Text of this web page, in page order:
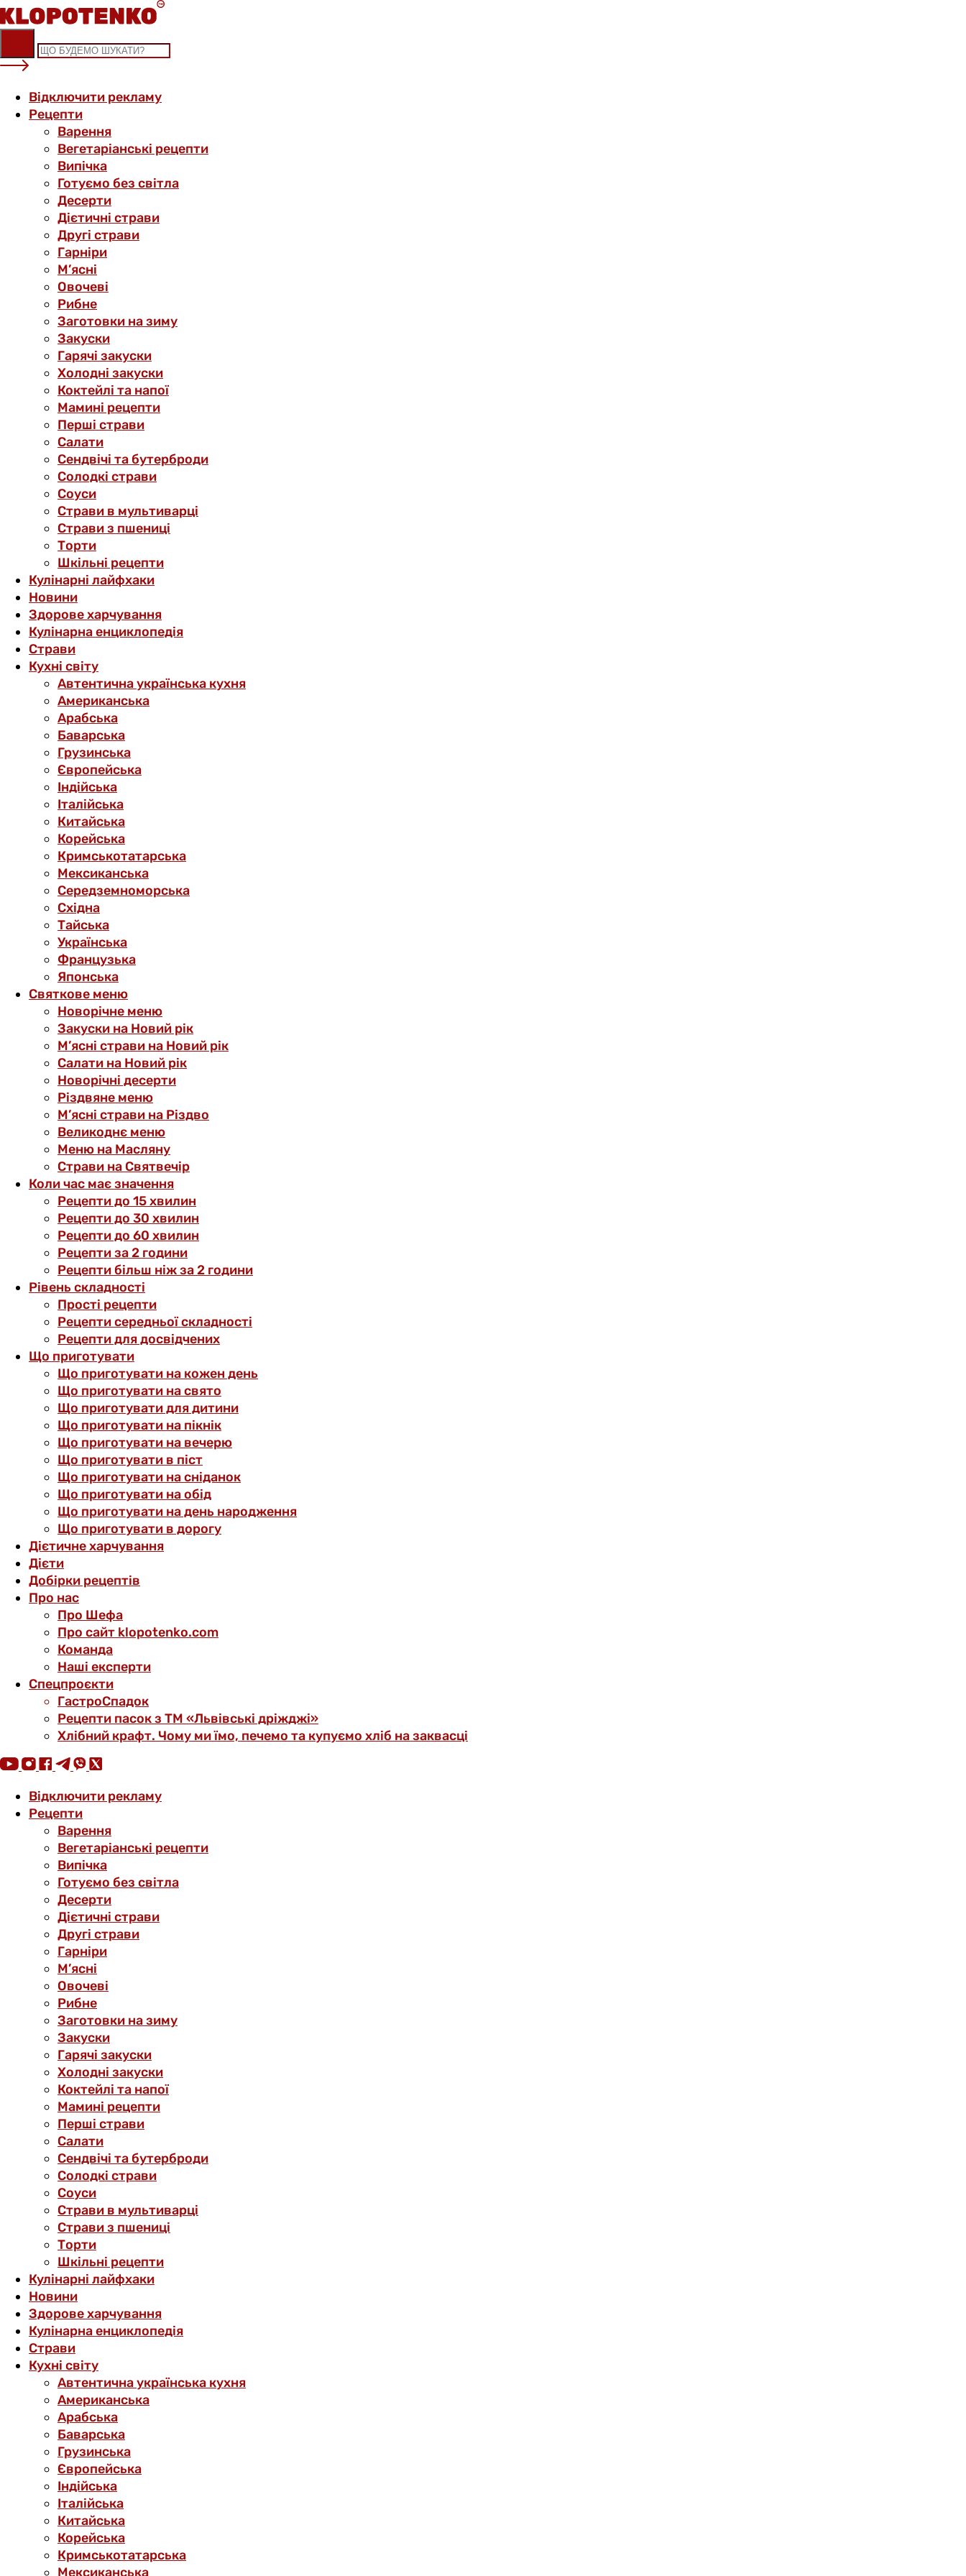
Skip
to
content
Відключити рекламу
Рецепти
Варення
Вегетаріанські рецепти
Випічка
Готуємо без світла
Десерти
Дієтичні страви
Другі страви
Гарніри
М’ясні
Овочеві
Рибне
Заготовки на зиму
Закуски
Гарячі закуски
Холодні закуски
Коктейлі та напої
Мамині рецепти
Перші страви
Салати
Сендвічі та бутерброди
Солодкі страви
Соуси
Страви в мультиварці
Страви з пшениці
Торти
Шкільні рецепти
Кулінарні лайфхаки
Новини
Здорове харчування
Кулінарна енциклопедія
Страви
Кухні світу
Автентична українська кухня
Американська
Арабська
Баварська
Грузинська
Європейська
Індійська
Італійська
Китайська
Корейська
Кримськотатарська
Мексиканська
Середземноморська
Східна
Тайська
Українська
Французька
Японська
Святкове меню
Новорічне меню
Закуски на Новий рік
М’ясні страви на Новий рік
Салати на Новий рік
Новорічні десерти
Різдвяне меню
М’ясні страви на Різдво
Великоднє меню
Меню на Масляну
Страви на Святвечір
Коли час має значення
Рецепти до 15 хвилин
Рецепти до 30 хвилин
Рецепти до 60 хвилин
Рецепти за 2 години
Рецепти більш ніж за 2 години
Рівень складності
Прості рецепти
Рецепти середньої складності
Рецепти для досвідчених
Що приготувати
Що приготувати на кожен день
Що приготувати на свято
Що приготувати для дитини
Що приготувати на пікнік
Що приготувати на вечерю
Що приготувати в піст
Що приготувати на сніданок
Що приготувати на обід
Що приготувати на день народження
Що приготувати в дорогу
Дієтичне харчування
Дієти
Добірки рецептів
Про нас
Про Шефа
Про сайт klopotenko.com
Команда
Наші експерти
Спецпроєкти
ГастроСпадок
Рецепти пасок з ТМ «Львівські дріжджі»
Хлібний крафт. Чому ми їмо, печемо та купуємо хліб на заквасці
Відключити рекламу
Рецепти
Варення
Вегетаріанські рецепти
Випічка
Готуємо без світла
Десерти
Дієтичні страви
Другі страви
Гарніри
М’ясні
Овочеві
Рибне
Заготовки на зиму
Закуски
Гарячі закуски
Холодні закуски
Коктейлі та напої
Мамині рецепти
Перші страви
Салати
Сендвічі та бутерброди
Солодкі страви
Соуси
Страви в мультиварці
Страви з пшениці
Торти
Шкільні рецепти
Кулінарні лайфхаки
Новини
Здорове харчування
Кулінарна енциклопедія
Страви
Кухні світу
Автентична українська кухня
Американська
Арабська
Баварська
Грузинська
Європейська
Індійська
Італійська
Китайська
Корейська
Кримськотатарська
Мексиканська